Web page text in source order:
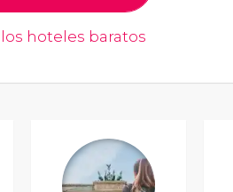
hoteles baratos